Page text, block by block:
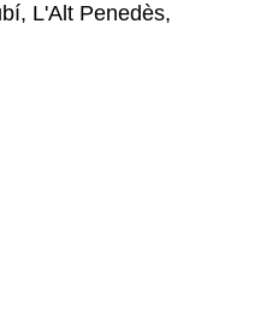
L'Alt Penedès,